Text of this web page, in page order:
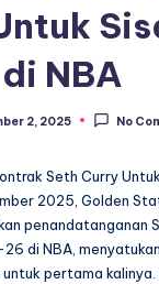
NBA
2, 2025 No
Seth Curry
2025, Golden
penandatanganan
di NBA,
pertama kalinya.